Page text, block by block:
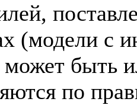
(модели с
быть
по